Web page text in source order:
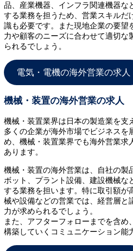
品、産業機器、インフラ関連機器な
する業務を担うため、営業スキルだ
識も必要です。また現地企業の要望
力や顧客のニーズに合わせて適切な
られるでしょう。
電気・電機の海外営業の求人
機械・装置の海外営業の求人
機械・装置業界は日本の製造業を支
多くの企業が海外市場でビジネスを
め、機械・装置業界でも海外営業求
あります。
機械・装置の海外営業は、自社の製
ボット、プラント設備、建設機械な
する業務を担います。特に取引額が
械や設備などの営業では、経営層と
力が求められるでしょう。
また、アフターフォローまでを含め
構築していくコミュニケーション能